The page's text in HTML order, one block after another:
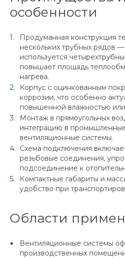
особенности
Продуманная конструкция
нескольких трубных рядов
используется
повышает площадь
нагрева.
Корпус с оцинкованным
коррозии, что особенно
повышенной влажностью
Монтаж в прямоугольных
интеграцию в
вентиляционные системы.
Схема подключения
резьбовые соединения,
подсоединение к
Компактные габариты и
удобство при
Области
Вентиляционные системы
производственных